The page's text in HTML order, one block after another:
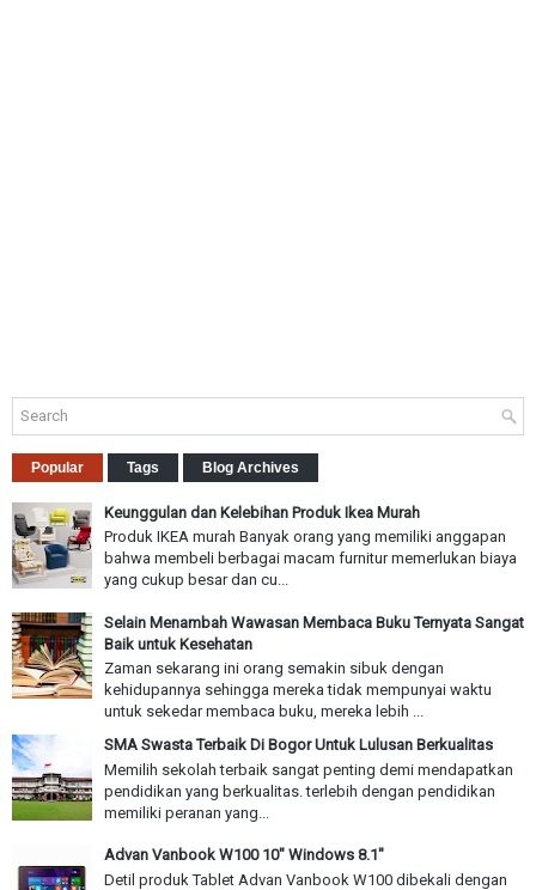
Popular Tags Blog Archives
Keunggulan dan Kelebihan Produk Ikea Murah
Produk IKEA murah Banyak orang yang memiliki anggapan
bahwa membeli berbagai macam furnitur memerlukan biaya
yang cukup besar dan cu...
Selain Menambah Wawasan Membaca Buku Ternyata Sangat
Baik untuk Kesehatan
Zaman sekarang ini orang semakin sibuk dengan
kehidupannya sehingga mereka tidak mempunyai waktu
untuk sekedar membaca buku, mereka lebih ...
SMA Swasta Terbaik Di Bogor Untuk Lulusan Berkualitas
Memilih sekolah terbaik sangat penting demi mendapatkan
pendidikan yang berkualitas. terlebih dengan pendidikan
memiliki peranan yang...
Advan Vanbook W100 10" Windows 8.1"
Detil produk Tablet Advan Vanbook W100 dibekali dengan